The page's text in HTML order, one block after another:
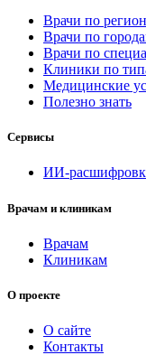
Врачи по
Врачи по
Врачи по
Клиники по
Медицинские
Полезно знать
Сервисы
ИИ-
Врачам и клиникам
Врачам
Клиникам
О проекте
О сайте
Контакты